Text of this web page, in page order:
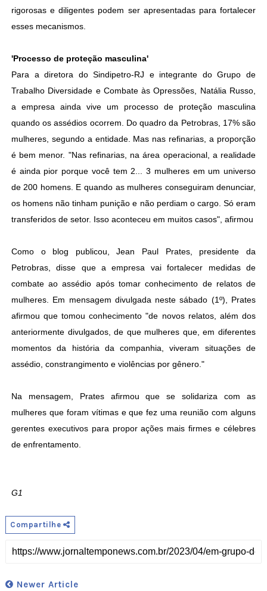
rigorosas e diligentes podem ser apresentadas para fortalecer
esses mecanismos.
'Processo de proteção masculina'
Para a diretora do Sindipetro-RJ e integrante do Grupo de
Trabalho Diversidade e Combate às Opressões, Natália Russo,
a empresa ainda vive um processo de proteção masculina
quando os assédios ocorrem. Do quadro da Petrobras, 17% são
mulheres, segundo a entidade. Mas nas refinarias, a proporção
é bem menor. "Nas refinarias, na área operacional, a realidade
é ainda pior porque você tem 2... 3 mulheres em um universo
de 200 homens. E quando as mulheres conseguiram denunciar,
os homens não tinham punição e não perdiam o cargo. Só eram
transferidos de setor. Isso aconteceu em muitos casos", afirmou
Como o blog publicou, Jean Paul Prates, presidente da
Petrobras, disse que a empresa vai fortalecer medidas de
combate ao assédio após tomar conhecimento de relatos de
mulheres. Em mensagem divulgada neste sábado (1º), Prates
afirmou que tomou conhecimento "de novos relatos, além dos
anteriormente divulgados, de que mulheres que, em diferentes
momentos da história da companhia, viveram situações de
assédio, constrangimento e violências por gênero."
Na mensagem, Prates afirmou que se solidariza com as
mulheres que foram vítimas e que fez uma reunião com alguns
gerentes executivos para propor ações mais firmes e célebres
de enfrentamento.
G1
Compartilhe
Newer Article